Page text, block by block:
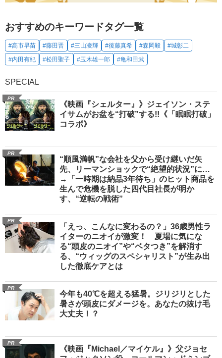
おすすめのキーワードタグ一覧
#高市早苗 #藤田晋 #三山凌輝 #後藤真希 #森岡毅
#城彰二
#内田有紀
#松田聖子 #玉木雄一郎 #亀和田武
SPECIAL
PR
《映画『シェルター』》ジェイソン・ステ
イサムがお盆を“打破”する!!《「眠眠打破」
コラボ》
PR
“順風満帆”な会社を父から受け継いだ矢
先、リーマンショックで“絶望的状況”に…
→「一時期は納品3年待ち」のヒット商品を
生んで危機を脱した四代目社長が明か
す、“逆転の戦術”
PR
「えっ、こんなに変わるの？」36歳男性ラ
イターのニオイが激変！ 夏場に気にな
る“頭皮のニオイ”や“ベタつき”を解消す
る、“ウィッグのスペシャリスト”が生み出
した徹底ケアとは
PR
今年も40℃を超える猛暑。ジリジリとした
暑さが頭皮にダメージを。あなたの抜け毛
大丈夫！？
PR
《映画『Michael／マイケル』》父ジョセ